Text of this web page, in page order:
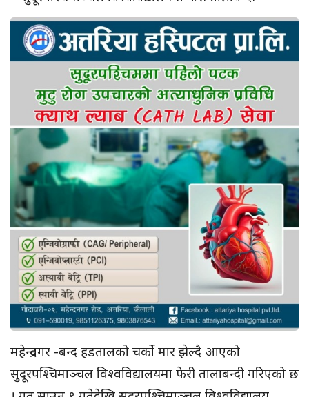
महेन्द्रनगर -बन्द हडतालको चर्को मार झेल्दै आएको
सुदूरपश्चिमाञ्चल विश्वविद्यालयमा फेरी तालाबन्दी गरिएको छ